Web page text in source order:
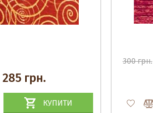
285 грн.
КУПИТИ
300 грн.